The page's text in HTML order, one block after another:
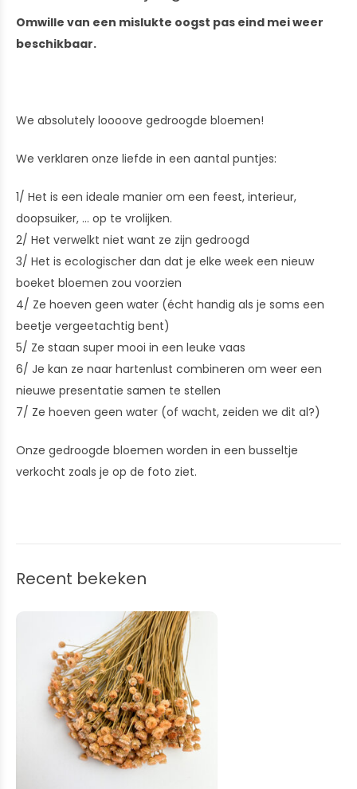
Omwille van een mislukte oogst pas eind mei weer
beschikbaar.
We absolutely loooove gedroogde bloemen!
We verklaren onze liefde in een aantal puntjes:
1/ Het is een ideale manier om een feest, interieur,
doopsuiker, ... op te vrolijken.
2/ Het verwelkt niet want ze zijn gedroogd
3/ Het is ecologischer dan dat je elke week een nieuw
boeket bloemen zou voorzien
4/ Ze hoeven geen water (écht handig als je soms een
beetje vergeetachtig bent)
5/ Ze staan super mooi in een leuke vaas
6/ Je kan ze naar hartenlust combineren om weer een
nieuwe presentatie samen te stellen
7/ Ze hoeven geen water (of wacht, zeiden we dit al?)
Onze gedroogde bloemen worden in een busseltje
verkocht zoals je op de foto ziet.
Recent bekeken